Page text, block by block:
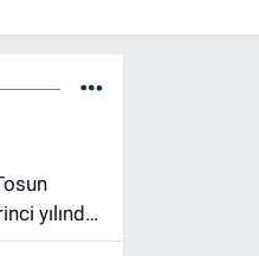
yılında
anıldı.